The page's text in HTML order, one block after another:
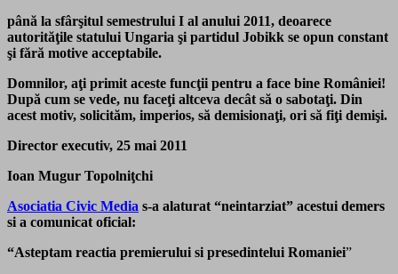
până la sfârşitul semestrului I al anului 2011, deoarece
autorităţile statului Ungaria şi partidul Jobikk se opun constant
şi fără motive acceptabile.
Domnilor, aţi primit aceste funcţii pentru a face bine României!
După cum se vede, nu faceţi altceva decât să o sabotaţi. Din
acest motiv, solicităm, imperios, să demisionaţi, ori să fiţi demişi.
Director executiv, 25 mai 2011
Ioan Mugur Topolniţchi
Asociatia Civic Media s-a alaturat “neintarziat” acestui demers
si a comunicat oficial:
“Asteptam reactia premierului si presedintelui Romaniei”